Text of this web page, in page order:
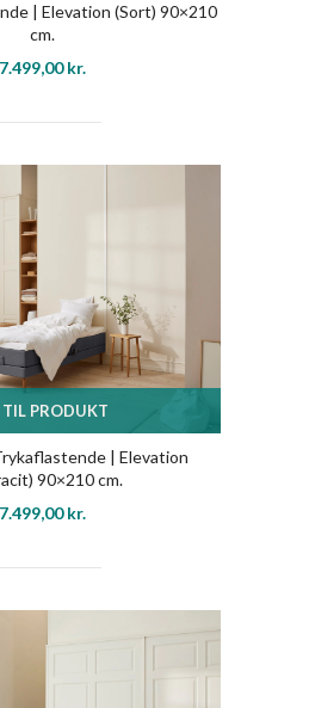
| Elevation (Sort) 90×210
cm.
7.499,00kr.
TIL PRODUKT
| Elevation
90×210 cm.
7.499,00kr.